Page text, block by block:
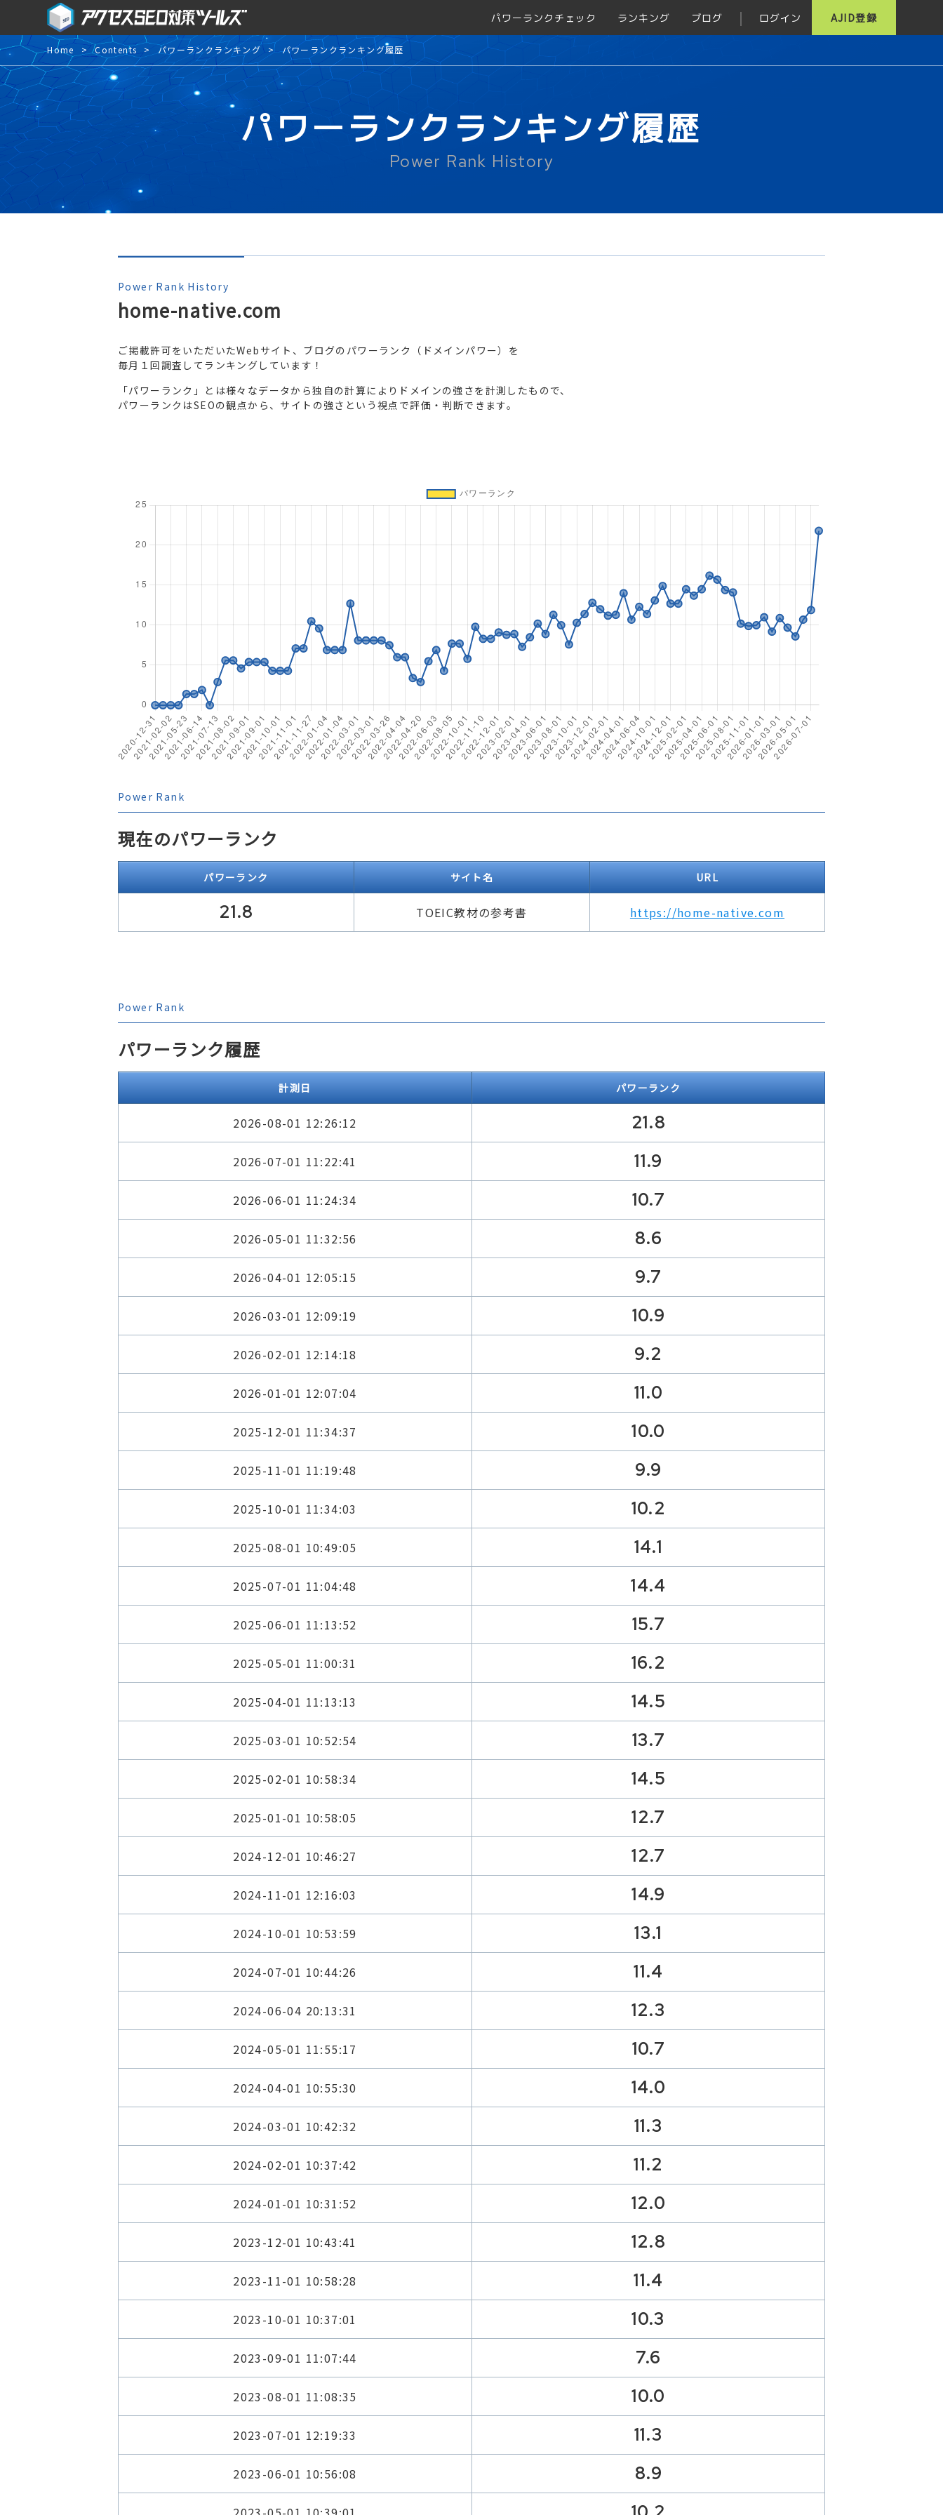
パワーランクチェック ランキング ブログ ログイン AJID登録
Home Contents パワーランクランキング パワーランクランキング履歴
パワーランクランキング履歴
Power Rank History
Power Rank History
home-native.com
ご掲載許可をいただいたWebサイト、ブログのパワーランク（ドメインパワー）を
毎月１回調査してランキングしています！
「パワーランク」とは様々なデータから独自の計算によりドメインの強さを計測したもので、
パワーランクはSEOの観点から、サイトの強さという視点で評価・判断できます。
Power Rank
現在のパワーランク
パワーランク サイト名 URL
21.8 TOEIC教材の参考書 https://home-native.com
Power Rank
パワーランク履歴
計測日 パワーランク
2026-08-01 12:26:12 21.8
2026-07-01 11:22:41 11.9
2026-06-01 11:24:34 10.7
2026-05-01 11:32:56 8.6
2026-04-01 12:05:15 9.7
2026-03-01 12:09:19 10.9
2026-02-01 12:14:18 9.2
2026-01-01 12:07:04 11.0
2025-12-01 11:34:37 10.0
2025-11-01 11:19:48 9.9
2025-10-01 11:34:03 10.2
2025-08-01 10:49:05 14.1
2025-07-01 11:04:48 14.4
2025-06-01 11:13:52 15.7
2025-05-01 11:00:31 16.2
2025-04-01 11:13:13 14.5
2025-03-01 10:52:54 13.7
2025-02-01 10:58:34 14.5
2025-01-01 10:58:05 12.7
2024-12-01 10:46:27 12.7
2024-11-01 12:16:03 14.9
2024-10-01 10:53:59 13.1
2024-07-01 10:44:26 11.4
2024-06-04 20:13:31 12.3
2024-05-01 11:55:17 10.7
2024-04-01 10:55:30 14.0
2024-03-01 10:42:32 11.3
2024-02-01 10:37:42 11.2
2024-01-01 10:31:52 12.0
2023-12-01 10:43:41 12.8
2023-11-01 10:58:28 11.4
2023-10-01 10:37:01 10.3
2023-09-01 11:07:44 7.6
2023-08-01 11:08:35 10.0
2023-07-01 12:19:33 11.3
2023-06-01 10:56:08 8.9